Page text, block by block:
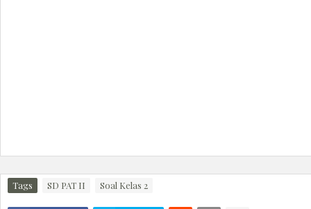
Tags SD PAT II Soal Kelas 2